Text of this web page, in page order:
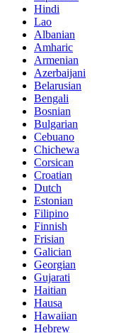
Hindi
Lao
Albanian
Amharic
Armenian
Azerbaijani
Belarusian
Bengali
Bosnian
Bulgarian
Cebuano
Chichewa
Corsican
Croatian
Dutch
Estonian
Filipino
Finnish
Frisian
Galician
Georgian
Gujarati
Haitian
Hausa
Hawaiian
Hebrew